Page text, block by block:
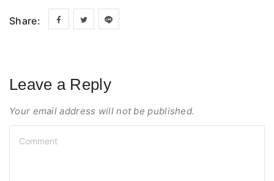
Share:
Leave a Reply
Your email address will not be published.